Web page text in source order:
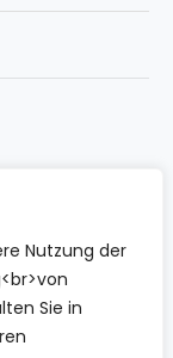
Nutzung der
Sie in